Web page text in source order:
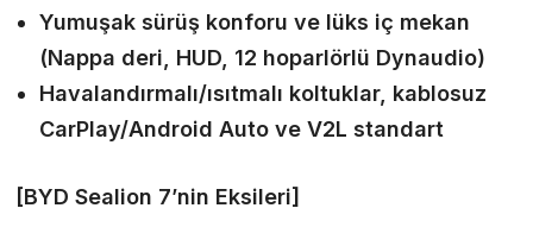
Yumuşak sürüş konforu ve lüks iç mekan
(Nappa deri, HUD, 12 hoparlörlü Dynaudio)
Havalandırmalı/ısıtmalı koltuklar, kablosuz
CarPlay/Android Auto ve V2L standart
[BYD Sealion 7’nin Eksileri]